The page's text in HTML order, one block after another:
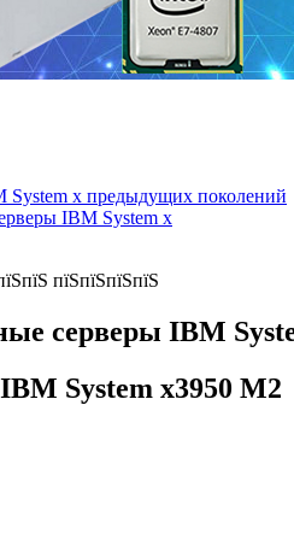
System x предыдущих поколений
IBM System x
серверы IBM
System x3950 M2